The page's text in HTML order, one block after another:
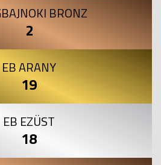
BRONZ
2
EB ARANY
19
EB EZÜST
18